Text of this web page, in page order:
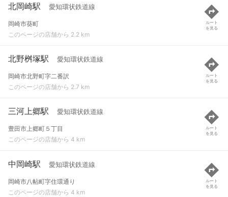
北岡崎駅 愛知環状鉄道線
岡崎市葵町
このページの店舗から 2.2 km
ルート
を見る
北野桝塚駅 愛知環状鉄道線
岡崎市北野町字二番訳
このページの店舗から 2.7 km
ルート
を見る
三河上郷駅 愛知環状鉄道線
豊田市上郷町５丁目
このページの店舗から 4 km
ルート
を見る
中岡崎駅 愛知環状鉄道線
岡崎市八帖町字住環通り
このページの店舗から 4 km
ルート
を見る